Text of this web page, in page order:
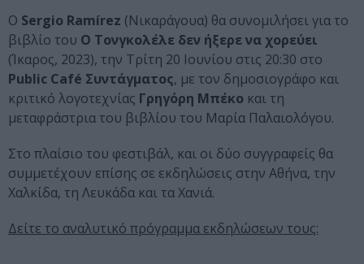
Ο Sergio Ramírez (Νικαράγουα) θα συνομιλήσει για το
βιβλίο του Ο Τονγκολέλε δεν ήξερε να χορεύει
(Ίκαρος, 2023), την Τρίτη 20 Ιουνίου στις 20:30 στο
Public Café Συντάγματος, με τον δημοσιογράφο και
κριτικό λογοτεχνίας Γρηγόρη Μπέκο και τη
μεταφράστρια του βιβλίου του Μαρία Παλαιολόγου.
Στο πλαίσιο του φεστιβάλ, και οι δύο συγγραφείς θα
συμμετέχουν επίσης σε εκδηλώσεις στην Αθήνα, την
Χαλκίδα, τη Λευκάδα και τα Χανιά.
Δείτε το αναλυτικό πρόγραμμα εκδηλώσεων τους: